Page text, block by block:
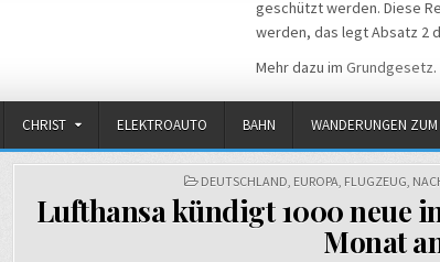
geschützt werden. Diese
werden, das legt Absatz 2
Mehr dazu im Grundgesetz.
CHRIST ELEKTROAUTO BAHN WANDERUNGEN
POSTED
DEUTSCHLAND EUROPA FLUGZEUG
Lufthansa kündigt 1000 neue
Monat